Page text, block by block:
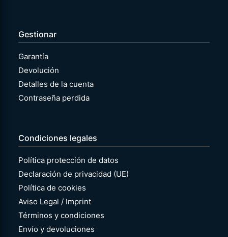
Gestionar
Garantía
Devolución
Detalles de la cuenta
Contraseña perdida
Condiciones legales
Política protección de datos
Declaración de privacidad (UE)
Política de cookies
Aviso Legal / Imprint
Términos y condiciones
Envío y devoluciones